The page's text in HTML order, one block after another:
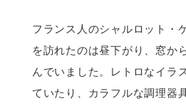
フランス人のシャルロット・
を訪れたのは昼下がり、窓か
んでいました。レトロなイラ
ていたり、カラフルな調理器